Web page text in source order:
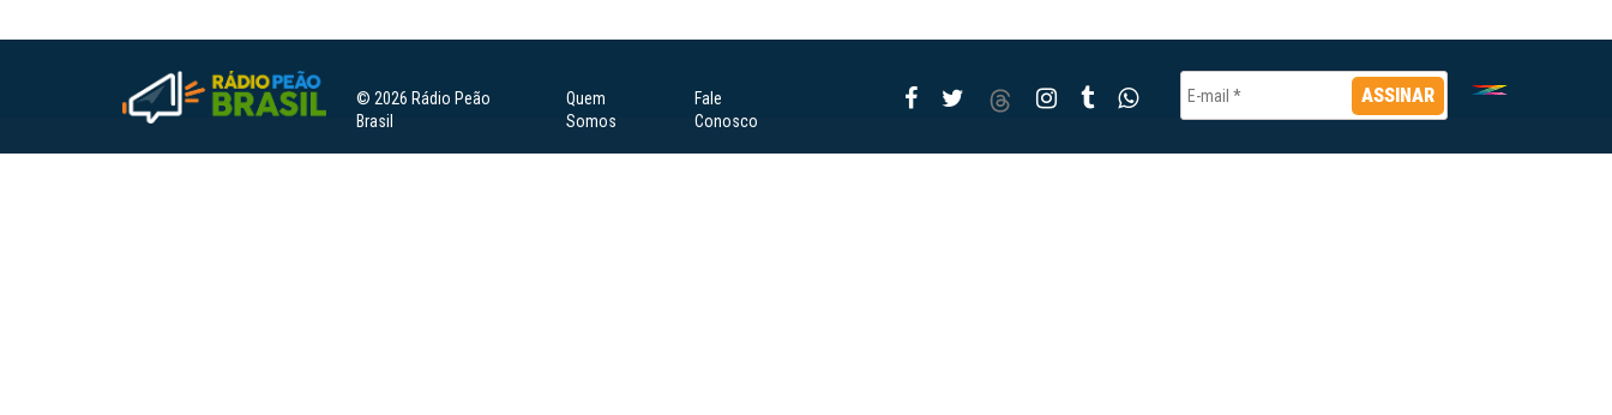
© 2026 Rádio Peão
Brasil
Quem
Somos
Fale
Conosco